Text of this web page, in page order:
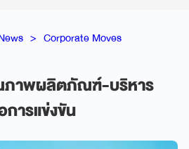
Corporate Moves
ภาพผลิตภัณฑ์-บริหาร
ารแข่งขัน